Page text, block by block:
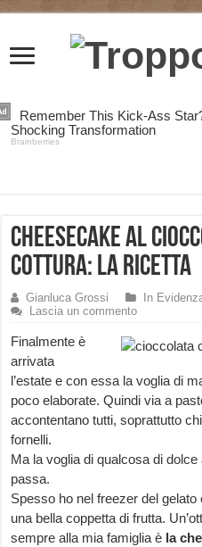
Cheesecake al
Cottura: la Ricetta
Gianluca Grossi In
Lascia un commento
Finalmente è
arrivata
l’estate e con essa la voglia di
poco elaborate. Quindi via a
accontentano tutti, soprattutto
fornelli.
Ma la voglia di qualcosa di
passa.
Spesso ho nel freezer del
una bella coppetta di frutta.
sempre alla mia famiglia è la